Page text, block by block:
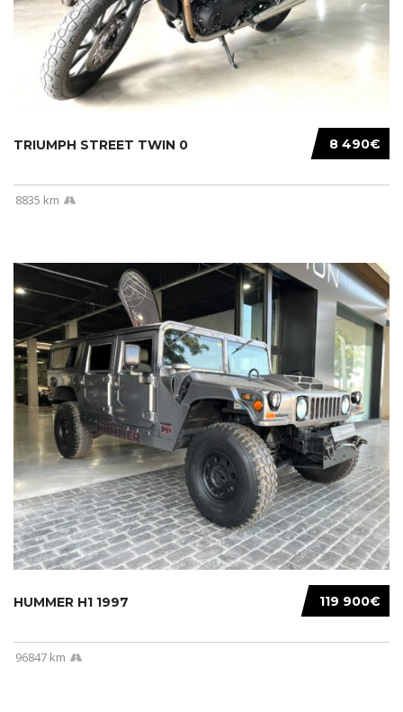
8 490€
TRIUMPH STREET TWIN 0
8835 km
119 900€
HUMMER H1 1997
96847 km